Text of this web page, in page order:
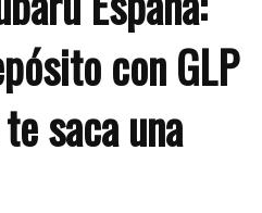
con GLP
saca una